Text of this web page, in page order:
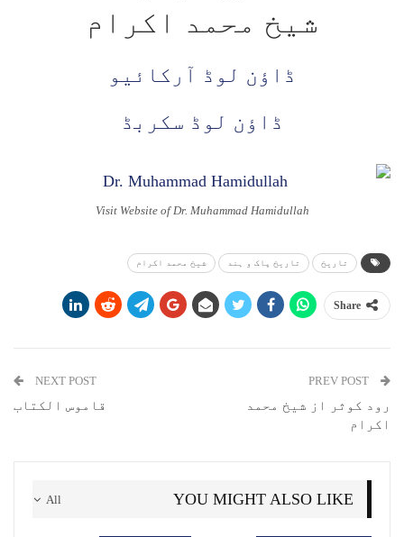
شیخ محمد اکرام
ڈاؤن لوڈ آرکائیو
ڈاؤن لوڈ سکربڈ
Visit Website of Dr. Muhammad Hamidullah
تاریخ تاریخ پاک و ہند شیخ محمد اکرام
Share
رود کوثر از شیخ محمد
اکرام
NEXT POST
قاموس الکتاب
All YOU MIGHT ALSO LIKE